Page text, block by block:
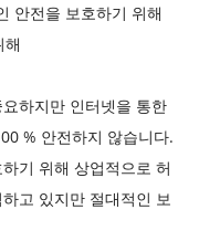
안전을 보호하기 위해
해
하지만 인터넷을 통한
% 안전하지 않습니다.
기 위해 상업적으로 허
고 있지만 절대적인 보